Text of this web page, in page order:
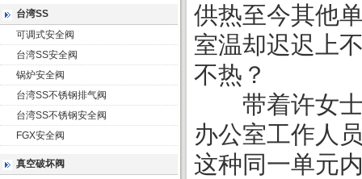
供热至今其他
室温却迟迟上
不热？
带着许女士
办公室工作人
这种同一单元
台湾SS
可调式安全阀
台湾SS安全阀
锅炉安全阀
台湾SS不锈钢排气阀
台湾SS不锈钢安全阀
FGX安全阀
真空破坏阀